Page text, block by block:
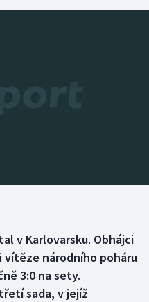
v Karlovarsku. Obhájci
národního poháru
3:0 na sety.
sada, v jejíž